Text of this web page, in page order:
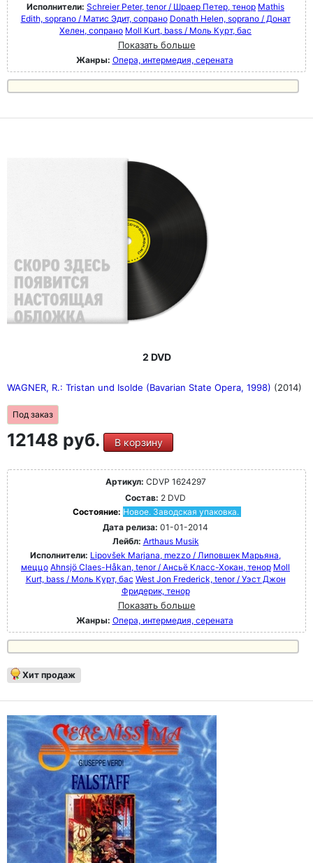
Исполнители: Schreier Peter, tenor / Шраер Петер, тенор Mathis
Edith, soprano / Матис Эдит, сопрано Donath Helen, soprano / Донат
Хелен, сопрано Moll Kurt, bass / Моль Курт, бас
Показать больше
Жанры: Опера, интермедия, серената
2 DVD
WAGNER, R.: Tristan und Isolde (Bavarian State Opera, 1998) (2014)
Под заказ
12148 руб. В корзину
Артикул: CDVP 1624297
Состав: 2 DVD
Состояние: Новое. Заводская упаковка.
Дата релиза: 01-01-2014
Лейбл: Arthaus Musik
Исполнители: Lipovšek Marjana, mezzo / Липовшек Марьяна,
меццо Ahnsjö Claes-Håkan, tenor / Ансьё Класс-Хокан, тенор Moll
Kurt, bass / Моль Курт, бас West Jon Frederick, tenor / Уэст Джон
Фридерик, тенор
Показать больше
Жанры: Опера, интермедия, серената
Хит продаж